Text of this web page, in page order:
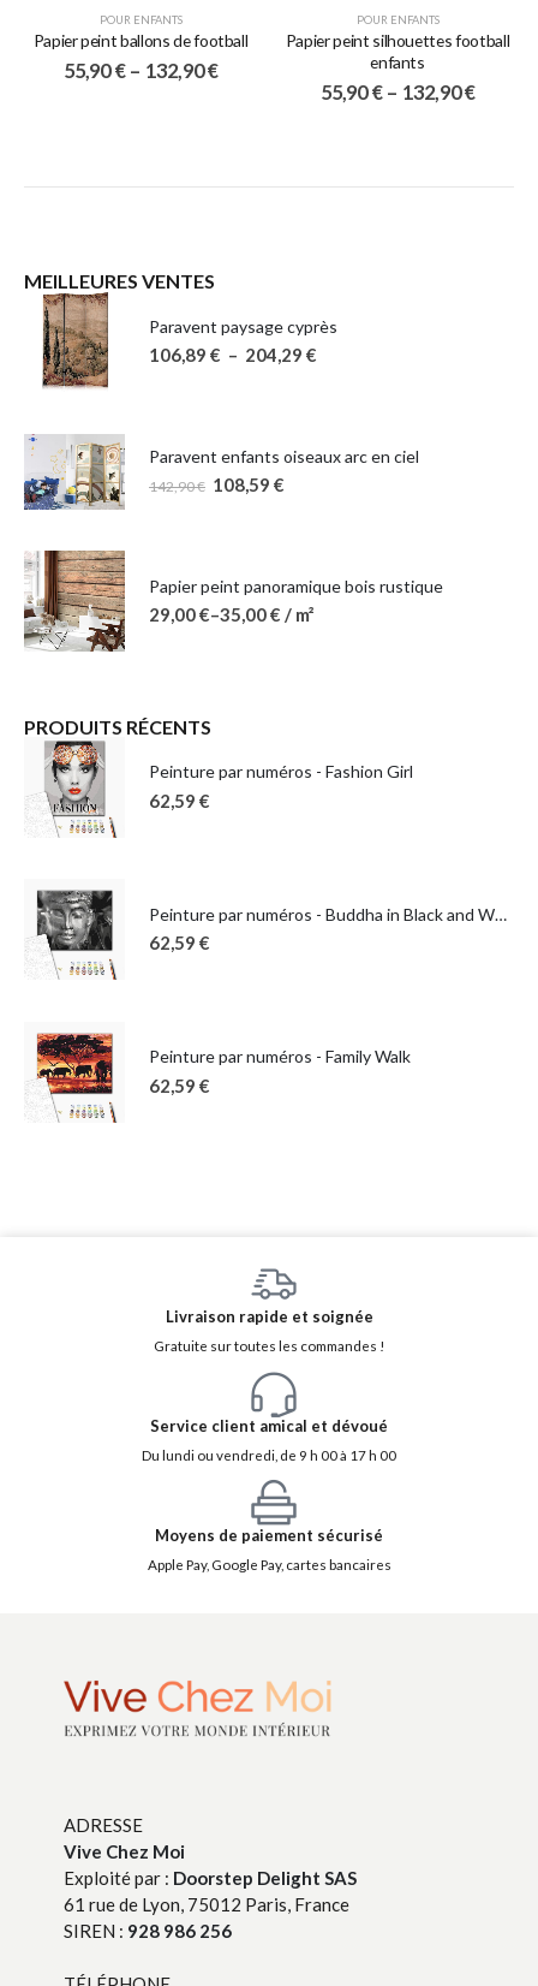
POUR ENFANTS
Papier peint ballons de football
55,90€ – 132,90€
POUR ENFANTS
Papier peint silhouettes football
enfants
55,90€ – 132,90€
MEILLEURES VENTES
Paravent paysage cyprès
106,89 € – 204,29 €
Paravent enfants oiseaux arc en ciel
142,90€ 108,59 €
Papier peint panoramique bois rustique
29,00€–35,00€ / m²
PRODUITS RÉCENTS
Peinture par numéros - Fashion Girl
62,59 €
Peinture par numéros - Buddha in Black and White
62,59 €
Peinture par numéros - Family Walk
62,59 €
Livraison rapide et soignée
Gratuite sur toutes les commandes !
Service client amical et dévoué
Du lundi ou vendredi, de 9 h 00 à 17 h 00
Moyens de paiement sécurisé
Apple Pay, Google Pay, cartes bancaires
ADRESSE
Vive Chez Moi
Exploité par : Doorstep Delight SAS
61 rue de Lyon, 75012 Paris, France
SIREN : 928 986 256